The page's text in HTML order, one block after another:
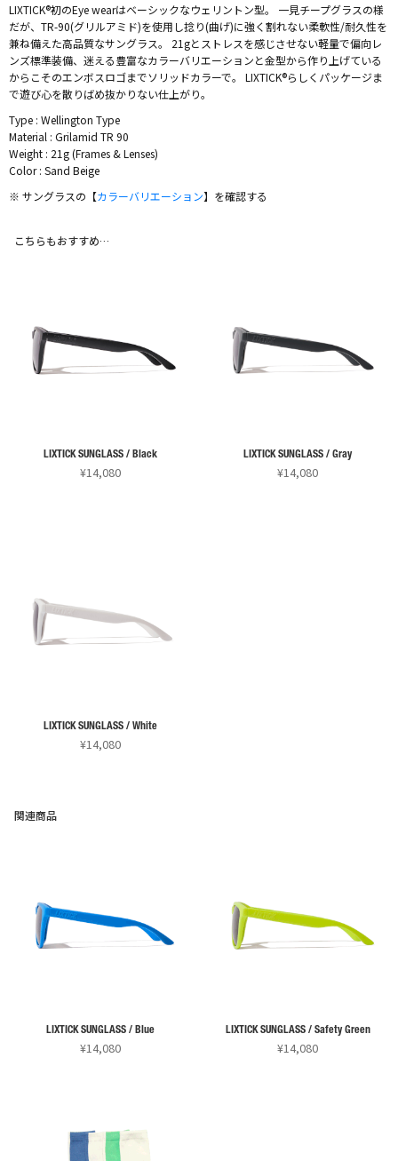
LIXTICK®初のEye wearはベーシックなウェリントン型。 一見チープグラスの様
だが、TR-90(グリルアミド)を使用し捻り(曲げ)に強く割れない柔軟性/耐久性を
兼ね備えた高品質なサングラス。 21gとストレスを感じさせない軽量で偏向レ
ンズ標準装備、迷える豊富なカラーバリエーションと金型から作り上げている
からこそのエンボスロゴまでソリッドカラーで。 LIXTICK®らしくパッケージま
で遊び心を散りばめ抜かりない仕上がり。
Type : Wellington Type
Material : Grilamid TR 90
Weight : 21g (Frames & Lenses)
Color : Sand Beige
※ サングラスの【カラーバリエーション】を確認する
こちらもおすすめ…
LIXTICK SUNGLASS / Black
¥14,080
LIXTICK SUNGLASS / Gray
¥14,080
LIXTICK SUNGLASS / White
¥14,080
関連商品
LIXTICK SUNGLASS / Blue
¥14,080
LIXTICK SUNGLASS / Safety Green
¥14,080